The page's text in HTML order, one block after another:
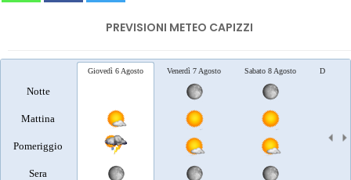
PREVISIONI METEO CAPIZZI
Notte
Mattina
Pomeriggio
Sera
Giovedì 6 Agosto Venerdì 7 Agosto Sabato 8 Agosto